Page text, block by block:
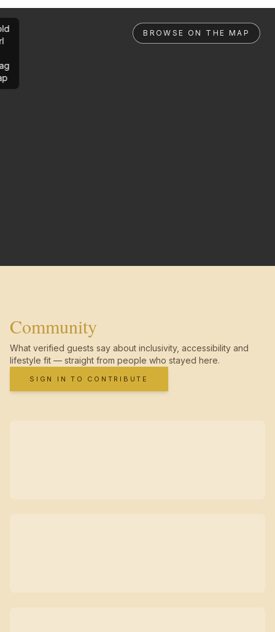
BROWSE ON THE MAP
Community
What verified guests say about inclusivity, accessibility and
lifestyle fit — straight from people who stayed here.
SIGN IN TO CONTRIBUTE